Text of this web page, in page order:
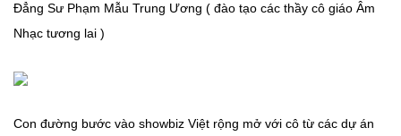
Đẳng Sư Phạm Mẫu Trung Ương ( đào tạo các thầy cô giáo Âm
Nhạc tương lai )
Con đường bước vào showbiz Việt rộng mở với cô từ các dự án